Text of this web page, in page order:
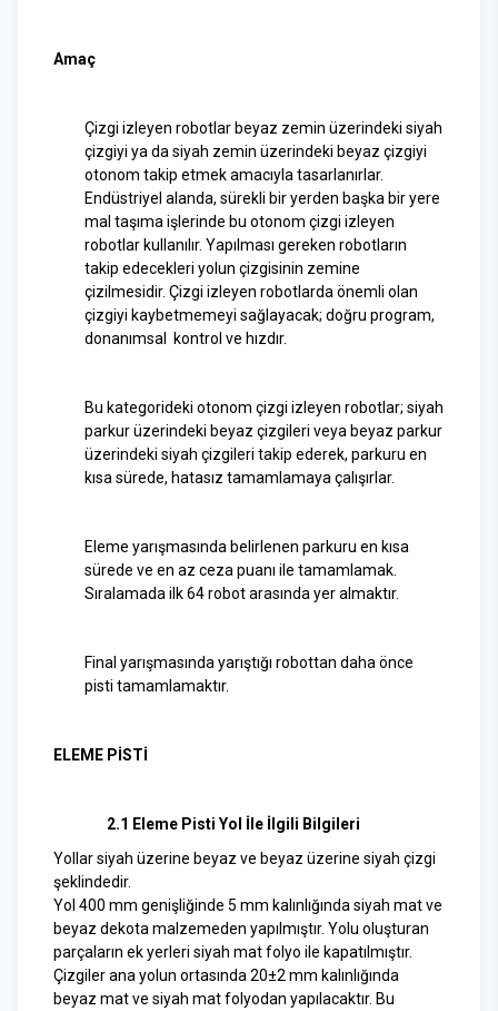
Amaç
Çizgi izleyen robotlar beyaz zemin üzerindeki siyah
çizgiyi ya da siyah zemin üzerindeki beyaz çizgiyi
otonom takip etmek amacıyla tasarlanırlar.
Endüstriyel alanda, sürekli bir yerden başka bir yere
mal taşıma işlerinde bu otonom çizgi izleyen
robotlar kullanılır. Yapılması gereken robotların
takip edecekleri yolun çizgisinin zemine
çizilmesidir. Çizgi izleyen robotlarda önemli olan
çizgiyi kaybetmemeyi sağlayacak; doğru program,
donanımsal kontrol ve hızdır.
Bu kategorideki otonom çizgi izleyen robotlar; siyah
parkur üzerindeki beyaz çizgileri veya beyaz parkur
üzerindeki siyah çizgileri takip ederek, parkuru en
kısa sürede, hatasız tamamlamaya çalışırlar.
Eleme yarışmasında belirlenen parkuru en kısa
sürede ve en az ceza puanı ile tamamlamak.
Sıralamada ilk 64 robot arasında yer almaktır.
Final yarışmasında yarıştığı robottan daha önce
pisti tamamlamaktır.
ELEME PİSTİ
2.1 Eleme Pisti Yol İle İlgili Bilgileri
Yollar siyah üzerine beyaz ve beyaz üzerine siyah çizgi
şeklindedir.
Yol 400 mm genişliğinde 5 mm kalınlığında siyah mat ve
beyaz dekota malzemeden yapılmıştır. Yolu oluşturan
parçaların ek yerleri siyah mat folyo ile kapatılmıştır.
Çizgiler ana yolun ortasında 20±2 mm kalınlığında
beyaz mat ve siyah mat folyodan yapılacaktır. Bu